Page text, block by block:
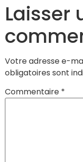
Laisser
Votre adresse e-
obligatoires sont
Commentaire *